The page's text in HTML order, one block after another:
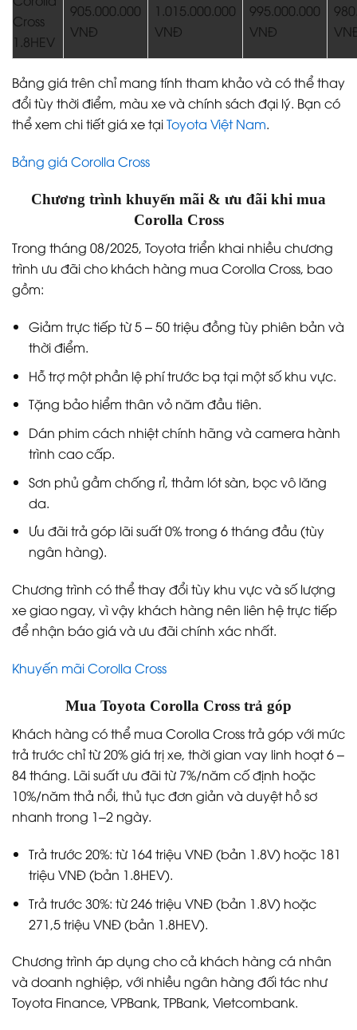
Cross
1.8HEV
905.000.000
VNĐ
1.015.000.000
VNĐ
995.000.000
VNĐ
Bảng giá trên chỉ mang tính tham khảo và có thể thay
đổi tùy thời điểm, màu xe và chính sách đại lý. Bạn có
thể xem chi tiết giá xe tạiToyota Việt Nam.
Bảng giá Corolla Cross
Chương trình khuyến mãi & ưu đãi khi mua
Corolla Cross
Trong tháng 08/2025, Toyota triển khai nhiều chương
trình ưu đãi cho khách hàng mua Corolla Cross, bao
gồm:
Giảm trực tiếp từ 5 – 50 triệu đồng tùy phiên bản và
thời điểm.
Hỗ trợ một phần lệ phí trước bạ tại một số khu vực.
Tặng bảo hiểm thân vỏ năm đầu tiên.
Dán phim cách nhiệt chính hãng và camera hành
trình cao cấp.
Sơn phủ gầm chống rỉ, thảm lót sàn, bọc vô lăng
da.
Ưu đãi trả góp lãi suất 0% trong 6 tháng đầu (tùy
ngân hàng).
Chương trình có thể thay đổi tùy khu vực và số lượng
xe giao ngay, vì vậy khách hàng nên liên hệ trực tiếp
để nhận báo giá và ưu đãi chính xác nhất.
Khuyến mãi Corolla Cross
Mua Toyota Corolla Cross trả góp
Khách hàng có thể mua Corolla Cross trả góp với mức
trả trước chỉ từ 20% giá trị xe, thời gian vay linh hoạt 6 –
84 tháng. Lãi suất ưu đãi từ 7%/năm cố định hoặc
10%/năm thả nổi, thủ tục đơn giản và duyệt hồ sơ
nhanh trong 1–2 ngày.
Trả trước 20%: từ 164 triệu VNĐ (bản 1.8V) hoặc 181
triệu VNĐ (bản 1.8HEV).
Trả trước 30%: từ 246 triệu VNĐ (bản 1.8V) hoặc
271,5 triệu VNĐ (bản 1.8HEV).
Chương trình áp dụng cho cả khách hàng cá nhân
và doanh nghiệp, với nhiều ngân hàng đối tác như
Toyota Finance, VPBank, TPBank, Vietcombank.